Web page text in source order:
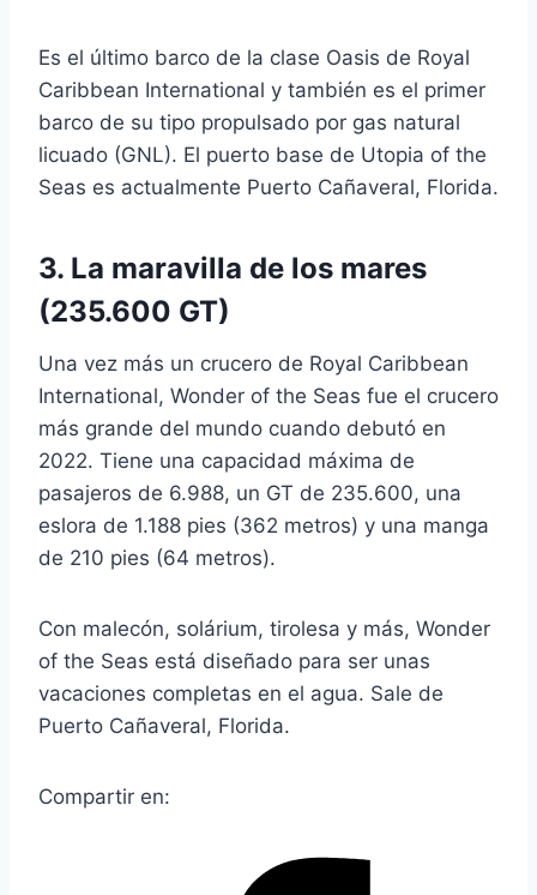
Es el último barco de la clase Oasis de Royal
Caribbean International y también es el primer
barco de su tipo propulsado por gas natural
licuado (GNL). El puerto base de Utopia of the
Seas es actualmente Puerto Cañaveral, Florida.
3. La maravilla de los mares
(235.600 GT)
Una vez más un crucero de Royal Caribbean
International, Wonder of the Seas fue el crucero
más grande del mundo cuando debutó en
2022. Tiene una capacidad máxima de
pasajeros de 6.988, un GT de 235.600, una
eslora de 1.188 pies (362 metros) y una manga
de 210 pies (64 metros).
Con malecón, solárium, tirolesa y más, Wonder
of the Seas está diseñado para ser unas
vacaciones completas en el agua. Sale de
Puerto Cañaveral, Florida.
Compartir en: